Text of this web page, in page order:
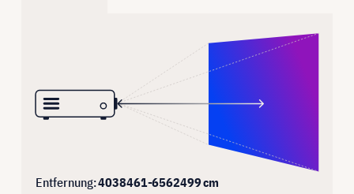
Entfernung:4038461-6562499cm